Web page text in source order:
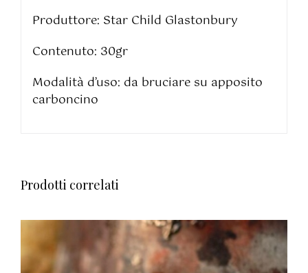
Produttore: Star Child Glastonbury
Contenuto: 30gr
Modalità d’uso: da bruciare su apposito
carboncino
Prodotti correlati